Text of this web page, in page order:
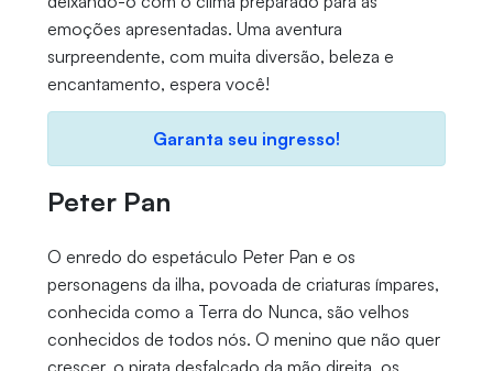
emoções apresentadas. Uma aventura
surpreendente, com muita diversão, beleza e
encantamento, espera você!
Garanta seu ingresso!
Peter Pan
O enredo do espetáculo Peter Pan e os
personagens da ilha, povoada de criaturas ímpares,
conhecida como a Terra do Nunca, são velhos
conhecidos de todos nós. O menino que não quer